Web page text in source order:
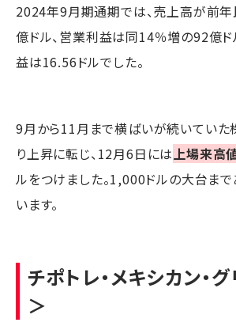
2024年9月期通期では、売上高が前
億ドル、営業利益は同14％増の92億ド
益は16.56ドルでした。
9月から11月まで横ばいが続いていた
り上昇に転じ、12月6日には上場来高
ルをつけました。1,000ドルの大台ま
います。
チポトレ・メキシカン・
＞